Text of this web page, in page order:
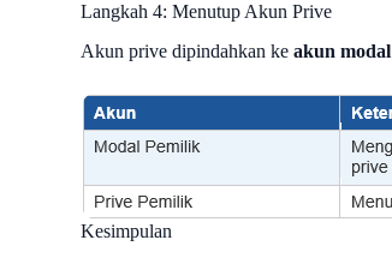
Langkah 4: Menutup Akun Prive
Akun prive dipindahkan ke akun modal
Kesimpulan